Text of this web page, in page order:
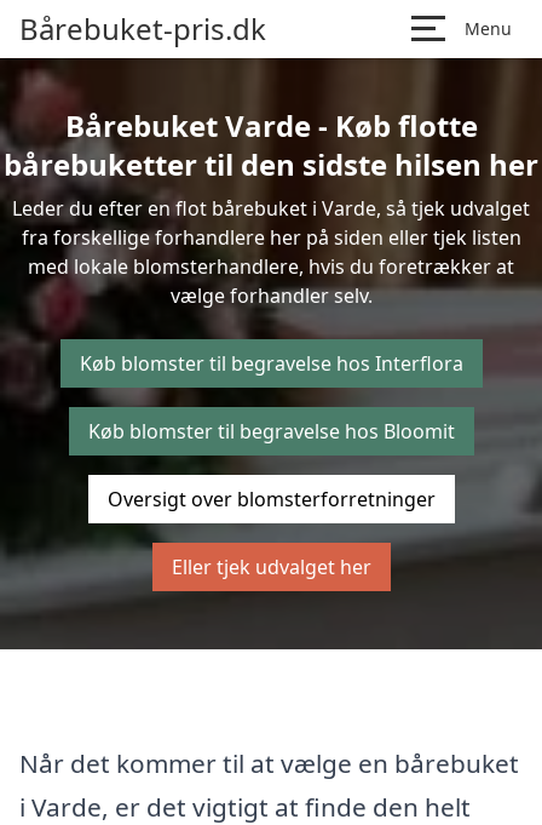
Bårebuket-pris.dk Menu
Bårebuket Varde - Køb flotte
bårebuketter til den sidste hilsen her
Leder du efter en flot bårebuket i Varde, så tjek udvalget
fra forskellige forhandlere her på siden eller tjek listen
med lokale blomsterhandlere, hvis du foretrækker at
vælge forhandler selv.
Køb blomster til begravelse hos Interflora
Køb blomster til begravelse hos Bloomit
Oversigt over blomsterforretninger
Eller tjek udvalget her
Når det kommer til at vælge en bårebuket
i Varde, er det vigtigt at finde den helt